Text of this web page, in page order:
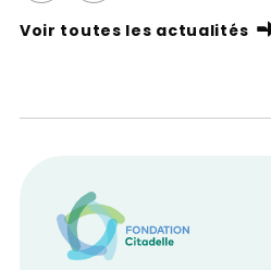
Voir toutes les actualités